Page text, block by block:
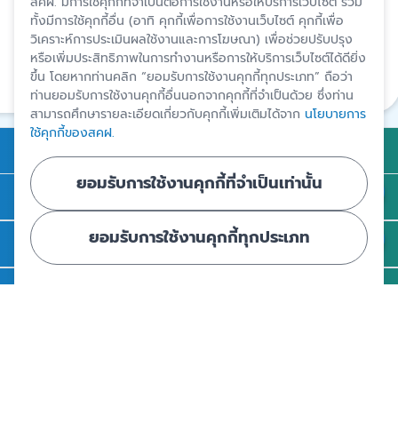
ปรับปรุงล่าสุด 6 ก.พ. 2567
สงวนสิทธิ์โดยสถาบันคุ้มครองเงินฝาก
แชร์
ถาม - ตอบ
ความรู้
ทั้งมีการใช้คุกกี้อื่น (อาทิ คุกกี้เพื่อการใช้งานเว็บไซต์ คุกกี้เพื่อ
วิเคราะห์การประเมินผลใช้งานและการโฆษณา) เพื่อช่วยปรับปรุง
หรือเพิ่มประสิทธิภาพในการทำงานหรือการให้บริการเว็บไซต์ได้ดียิ่ง
ขึ้น โดยหากท่านคลิก “ยอมรับการใช้งานคุกกี้ทุกประเภท” ถือว่า
ท่านยอมรับการใช้งานคุกกี้อื่นนอกจากคุกกี้ที่จำเป็นด้วย ซึ่งท่าน
สามารถศึกษารายละเอียดเกี่ยวกับคุกกี้เพิ่มเติมได้จาก นโยบายการ
ใช้คุกกี้ของสคฝ.
ยอมรับการใช้งานคุกกี้ที่จำเป็นเท่านั้น
ยอมรับการใช้งานคุกกี้ทุกประเภท